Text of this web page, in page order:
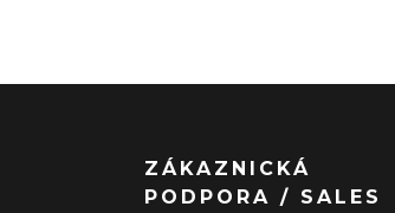
ZÁKAZNICKÁ
PODPORA / SALES